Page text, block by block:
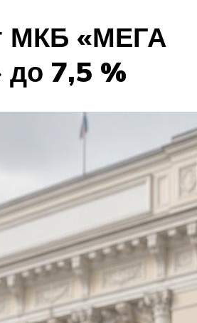
МКБ «МЕГА
7,5 %